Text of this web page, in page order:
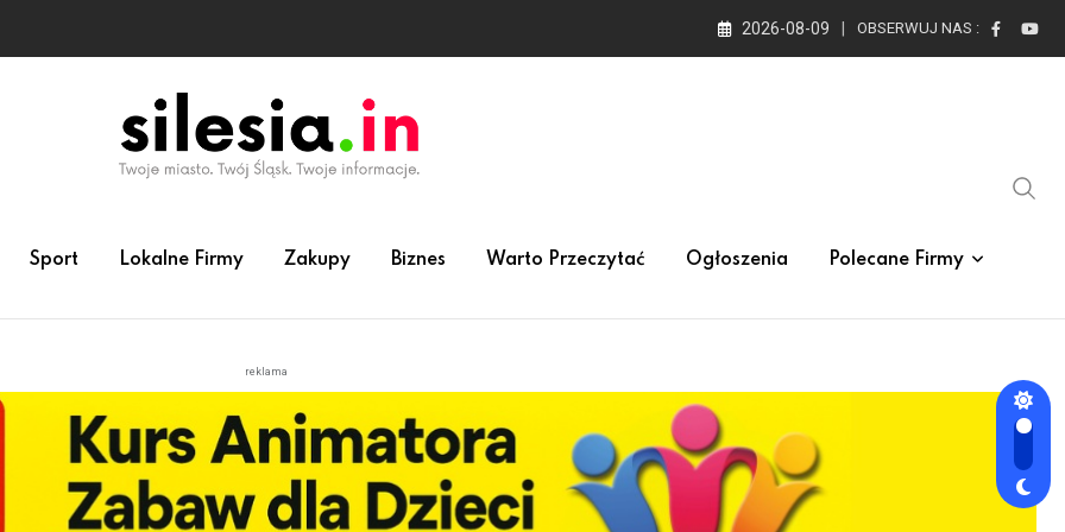
2026-08-09 OBSERWUJ NAS :
Sport Lokalne Firmy Zakupy Biznes Warto Przeczytać Ogłoszenia Polecane Firmy
reklama